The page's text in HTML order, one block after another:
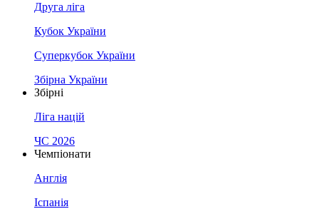
Друга ліга
Кубок України
Суперкубок України
Збірна України
Збірні
Ліга націй
ЧС 2026
Чемпіонати
Англія
Іспанія